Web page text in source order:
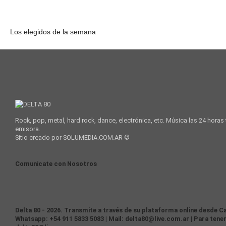
Los elegidos de la semana
Rock, pop, metal, hard rock, dance, electrónica, etc. Música las 24
emisora.
Sitio creado por SOLUMEDIA.COM.AR ©
Comunicate con Nosotros
Delta 80 - 2026. Transmite a través de su plataforma online desde
Whatsapp: +54 911 5833 5083 | Mail: delta80@live.com.ar | Para